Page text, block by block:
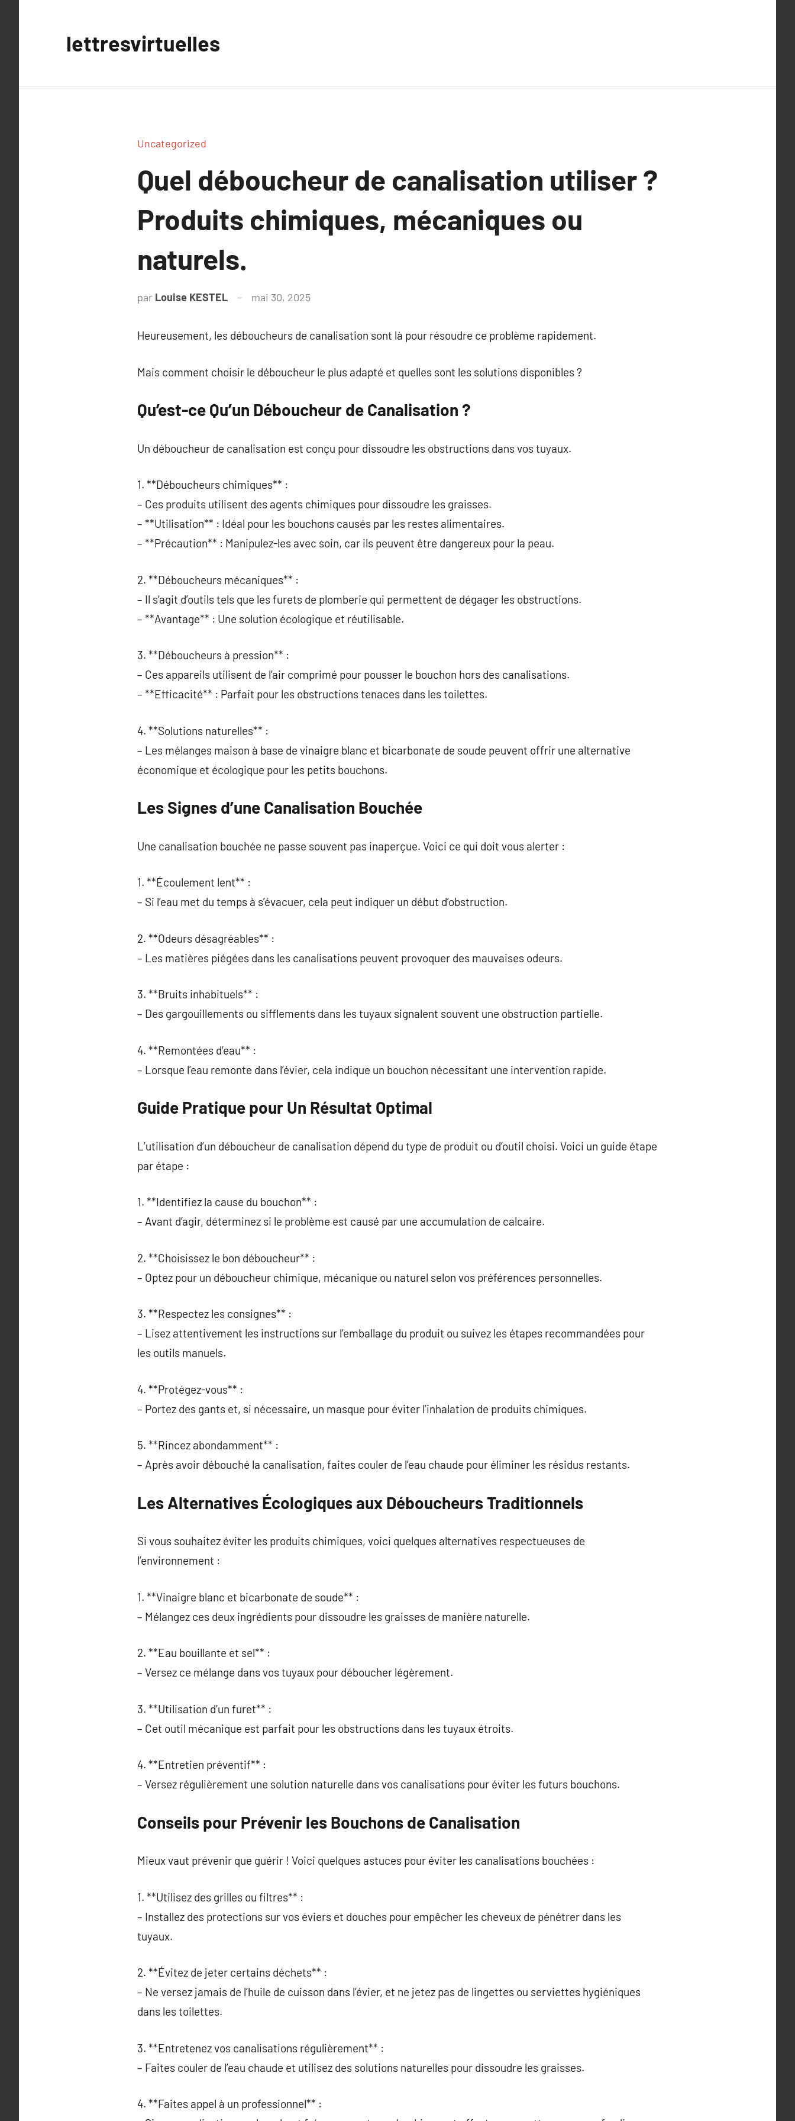
lettresvirtuelles
Uncategorized
Quel déboucheur de canalisation utiliser ?
Produits chimiques, mécaniques ou
naturels.
par Louise KESTEL mai 30, 2025
Heureusement, les déboucheurs de canalisation sont là pour résoudre ce problème rapidement.
Mais comment choisir le déboucheur le plus adapté et quelles sont les solutions disponibles ?
Qu’est-ce Qu’un Déboucheur de Canalisation ?
Un déboucheur de canalisation est conçu pour dissoudre les obstructions dans vos tuyaux.
1. **Déboucheurs chimiques** :
– Ces produits utilisent des agents chimiques pour dissoudre les graisses.
– **Utilisation** : Idéal pour les bouchons causés par les restes alimentaires.
– **Précaution** : Manipulez-les avec soin, car ils peuvent être dangereux pour la peau.
2. **Déboucheurs mécaniques** :
– Il s’agit d’outils tels que les furets de plomberie qui permettent de dégager les obstructions.
– **Avantage** : Une solution écologique et réutilisable.
3. **Déboucheurs à pression** :
– Ces appareils utilisent de l’air comprimé pour pousser le bouchon hors des canalisations.
– **Efficacité** : Parfait pour les obstructions tenaces dans les toilettes.
4. **Solutions naturelles** :
– Les mélanges maison à base de vinaigre blanc et bicarbonate de soude peuvent offrir une alternative
économique et écologique pour les petits bouchons.
Les Signes d’une Canalisation Bouchée
Une canalisation bouchée ne passe souvent pas inaperçue. Voici ce qui doit vous alerter :
1. **Écoulement lent** :
– Si l’eau met du temps à s’évacuer, cela peut indiquer un début d’obstruction.
2. **Odeurs désagréables** :
– Les matières piégées dans les canalisations peuvent provoquer des mauvaises odeurs.
3. **Bruits inhabituels** :
– Des gargouillements ou sifflements dans les tuyaux signalent souvent une obstruction partielle.
4. **Remontées d’eau** :
– Lorsque l’eau remonte dans l’évier, cela indique un bouchon nécessitant une intervention rapide.
Guide Pratique pour Un Résultat Optimal
L’utilisation d’un déboucheur de canalisation dépend du type de produit ou d’outil choisi. Voici un guide étape
par étape :
1. **Identifiez la cause du bouchon** :
– Avant d’agir, déterminez si le problème est causé par une accumulation de calcaire.
2. **Choisissez le bon déboucheur** :
– Optez pour un déboucheur chimique, mécanique ou naturel selon vos préférences personnelles.
3. **Respectez les consignes** :
– Lisez attentivement les instructions sur l’emballage du produit ou suivez les étapes recommandées pour
les outils manuels.
4. **Protégez-vous** :
– Portez des gants et, si nécessaire, un masque pour éviter l’inhalation de produits chimiques.
5. **Rincez abondamment** :
– Après avoir débouché la canalisation, faites couler de l’eau chaude pour éliminer les résidus restants.
Les Alternatives Écologiques aux Déboucheurs Traditionnels
Si vous souhaitez éviter les produits chimiques, voici quelques alternatives respectueuses de
l’environnement :
1. **Vinaigre blanc et bicarbonate de soude** :
– Mélangez ces deux ingrédients pour dissoudre les graisses de manière naturelle.
2. **Eau bouillante et sel** :
– Versez ce mélange dans vos tuyaux pour déboucher légèrement.
3. **Utilisation d’un furet** :
– Cet outil mécanique est parfait pour les obstructions dans les tuyaux étroits.
4. **Entretien préventif** :
– Versez régulièrement une solution naturelle dans vos canalisations pour éviter les futurs bouchons.
Conseils pour Prévenir les Bouchons de Canalisation
Mieux vaut prévenir que guérir ! Voici quelques astuces pour éviter les canalisations bouchées :
1. **Utilisez des grilles ou filtres** :
– Installez des protections sur vos éviers et douches pour empêcher les cheveux de pénétrer dans les
tuyaux.
2. **Évitez de jeter certains déchets** :
– Ne versez jamais de l’huile de cuisson dans l’évier, et ne jetez pas de lingettes ou serviettes hygiéniques
dans les toilettes.
3. **Entretenez vos canalisations régulièrement** :
– Faites couler de l’eau chaude et utilisez des solutions naturelles pour dissoudre les graisses.
4. **Faites appel à un professionnel** :